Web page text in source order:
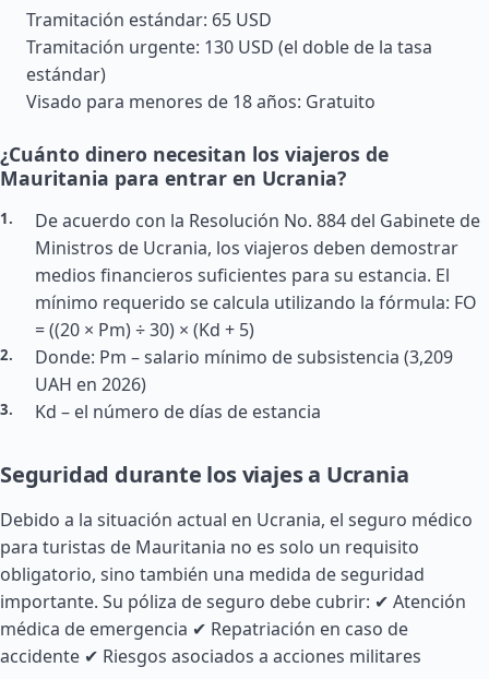
Tramitación estándar: 65 USD
Tramitación urgente: 130 USD (el doble de la tasa
estándar)
Visado para menores de 18 años: Gratuito
¿Cuánto dinero necesitan los viajeros de
Mauritania para entrar en Ucrania?
De acuerdo con la Resolución No. 884 del Gabinete de
Ministros de Ucrania, los viajeros deben demostrar
medios financieros suficientes para su estancia. El
mínimo requerido se calcula utilizando la fórmula: FO
= ((20 × Pm) ÷ 30) × (Kd + 5)
Donde: Pm – salario mínimo de subsistencia (3,209
UAH en 2026)
Kd – el número de días de estancia
Seguridad durante los viajes a Ucrania
Debido a la situación actual en Ucrania, el seguro médico
para turistas de Mauritania no es solo un requisito
obligatorio, sino también una medida de seguridad
importante. Su póliza de seguro debe cubrir: ✔ Atención
médica de emergencia ✔ Repatriación en caso de
accidente ✔ Riesgos asociados a acciones militares